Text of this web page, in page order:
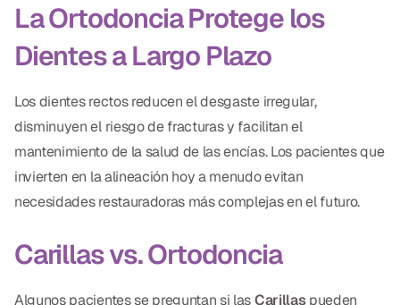
La Ortodoncia Protege los
Dientes a Largo Plazo
Los dientes rectos reducen el desgaste irregular,
disminuyen el riesgo de fracturas y facilitan el
mantenimiento de la salud de las encías. Los pacientes que
invierten en la alineación hoy a menudo evitan
necesidades restauradoras más complejas en el futuro.
Carillas vs. Ortodoncia
Algunos pacientes se preguntan si lasCarillaspueden